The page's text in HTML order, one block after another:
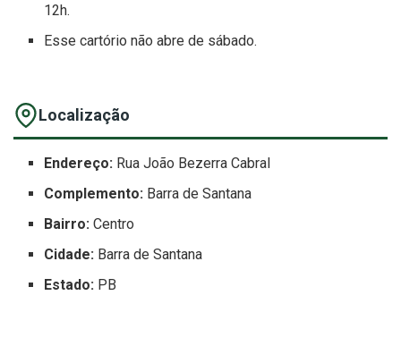
12h.
Esse cartório não abre de sábado.
Localização
Endereço: Rua João Bezerra Cabral
Complemento: Barra de Santana
Bairro: Centro
Cidade: Barra de Santana
Estado: PB